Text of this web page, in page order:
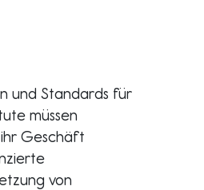
und Standards für
müssen
Geschäft
von